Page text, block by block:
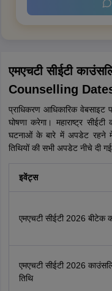
एमएचटी सीईटी
Counselling
प्राधिकरण आधिकारिक वेबसाइट
घोषणा करेगा। महाराष्ट्र
घटनाओं के बारे में अपडेट रहने में
तिथियों की सभी अपडेट नीचे दी
इवेंट्स
एमएचटी सीईटी 2026
एमएचटी सीईटी 2026
तिथि